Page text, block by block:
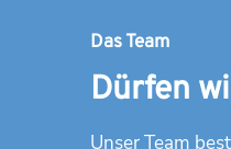
Das Team
Dürfen
Unser Team